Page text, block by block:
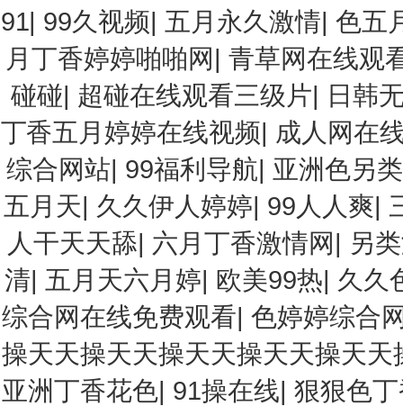
91| 99久视频| 五月永久激情|色五
月丁香婷婷啪啪网|青草网在线观
碰碰| 超碰在线观看三级片| 日韩
丁香五月婷婷在线视频| 成人网在
综合网站| 99福利导航| 亚洲色另类
五月天| 久久伊人婷婷| 99人人爽|
人干天天舔| 六月丁香激情网| 另
清| 五月天六月婷| 欧美99热| 久久
综合网在线免费观看| 色婷婷综合
操天天操天天操天天操天天操天
亚洲丁香花色| 91操在线| 狠狠色